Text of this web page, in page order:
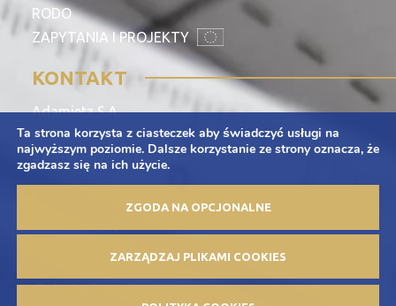
RODO
ZAPYTANIA I PROJEKTY
KONTAKT
Adamietz S.A.
ul. Braci Prankel 1
47-100 Strzelce Opolskie
+48 77 463 00 65
Polityka Prywatności
Ta strona korzysta z ciasteczek aby świadczyć usługi na
najwyższym poziomie. Dalsze korzystanie ze strony oznacza, że
zgadzasz się na ich użycie.
ZGODA NA OPCJONALNE
ZARZĄDZAJ PLIKAMI COOKIES